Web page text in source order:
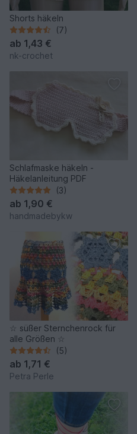
Shorts häkeln
(7)
ab 1,43 €
nk-crochet
Schlafmaske häkeln -
Häkelanleitung PDF
(3)
ab 1,90 €
handmadebykw
☆ süßer Sternchenrock für
alle Größen ☆
(5)
ab 1,71 €
Petra Perle